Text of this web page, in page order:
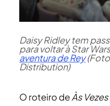
Daisy Ridley tem
para voltar à Star
aventura de Rey
Distribution)
O roteiro deÀs